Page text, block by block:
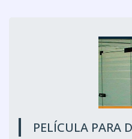
PELÍCULA PARA